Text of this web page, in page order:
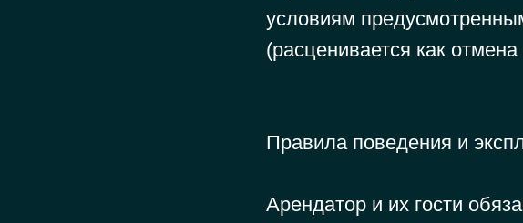
условиям
(расценивается как
Правила поведения и
Арендатор и их гости